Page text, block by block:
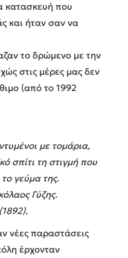
κατασκευή που
και ήταν σαν να
το δρώμενο με την
στις μέρες μας δεν
(από το 1992
με τομάρια,
σπίτι τη στιγμή που
γεύμα της.
Γύζης.
νέες παραστάσεις
έρχονταν